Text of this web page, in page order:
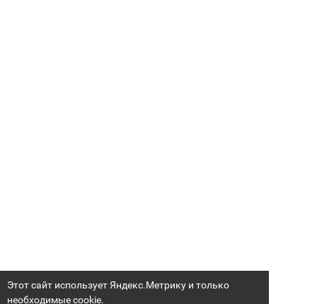
Этот сайт использует Яндекс.Метрику и только
необходимые cookie.